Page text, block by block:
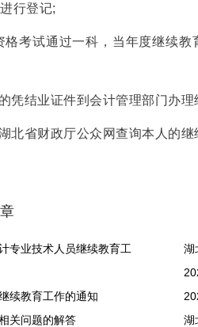
行登记;
格考试通过一科，当年度继续
凭结业证件到会计管理部门办理
北省财政厅公众网查询本人的继
专业技术人员继续教育工
湖
续教育工作的通知
关问题的解答
湖